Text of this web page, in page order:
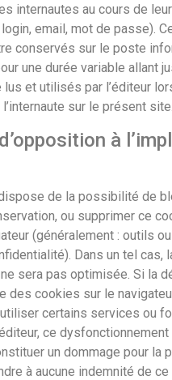
internautes au cours de
email, mot de passe).
conservés sur le poste
une durée variable allant
lus et utilisés par l’éditeur
sur le présent site.
à
de la possibilité de
ou supprimer ce
(généralement : outils
Dans un tel cas,
sera pas optimisée. Si la
des cookies sur le
certains services ou
ce dysfonctionnement
un dommage pour la
à aucune indemnité de ce